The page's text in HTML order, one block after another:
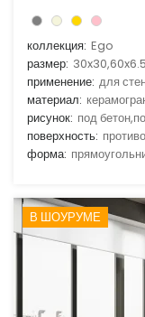
коллекция: Ego
размер:
применение: для
материал:
рисунок: под
поверхность:
форма:
В ШОУРУМЕ